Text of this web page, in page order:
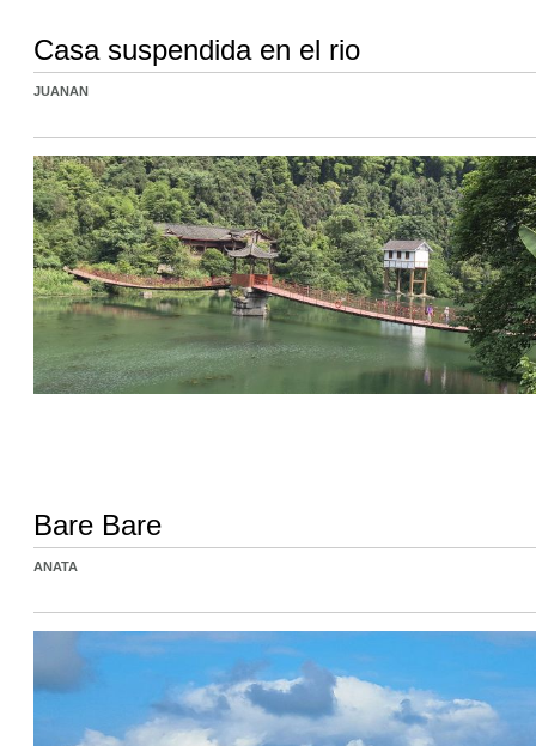
Casa suspendida en el rio
JUANAN
Bare Bare
ANATA